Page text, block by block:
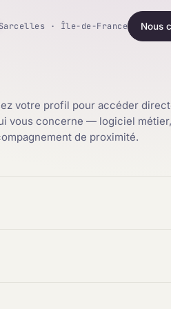
Sarcelles · Île-de-France Nous
votre profil pour accéder
vous concerne — logiciel
de proximité.